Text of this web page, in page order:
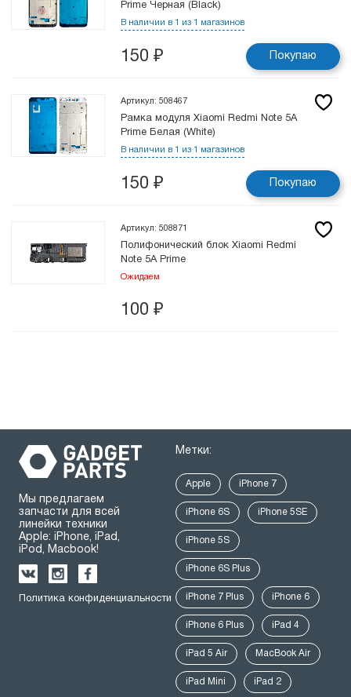
Prime Черная (Black)
В наличии в 1 из 1 магазинов
150 ₽ Покупаю
Артикул: 508467
Рамка модуля Xiaomi Redmi Note 5A
Prime Белая (White)
В наличии в 1 из 1 магазинов
150 ₽ Покупаю
Артикул: 508871
Полифонический блок Xiaomi Redmi
Note 5A Prime
Ожидаем
100 ₽
Мы предлагаем
запчасти для всей
линейки техники
Apple: iPhone, iPad,
iPod, Macbook!
Политика конфиденциальности
Метки:
Apple iPhone 7
iPhone 6S iPhone 5SE
iPhone 5S
iPhone 6S Plus
iPhone 7 Plus iPhone 6
iPhone 6 Plus iPad 4
iPad 5 Air MacBook Air
iPad Mini iPad 2